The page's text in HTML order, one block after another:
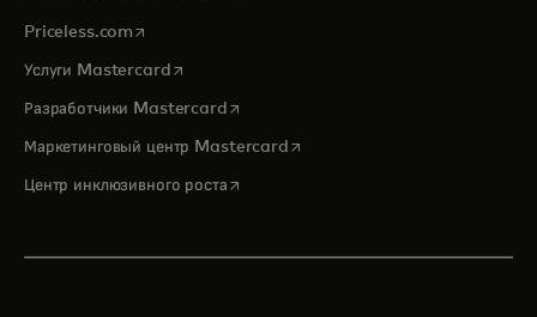
Priceless.com opens in a new tab
Услуги Mastercardopens in a new tab
Разработчики Mastercardopens in a new tab
Маркетинговый центр Mastercardopens in a new tab
Центр инклюзивного ростаopens in a new tab